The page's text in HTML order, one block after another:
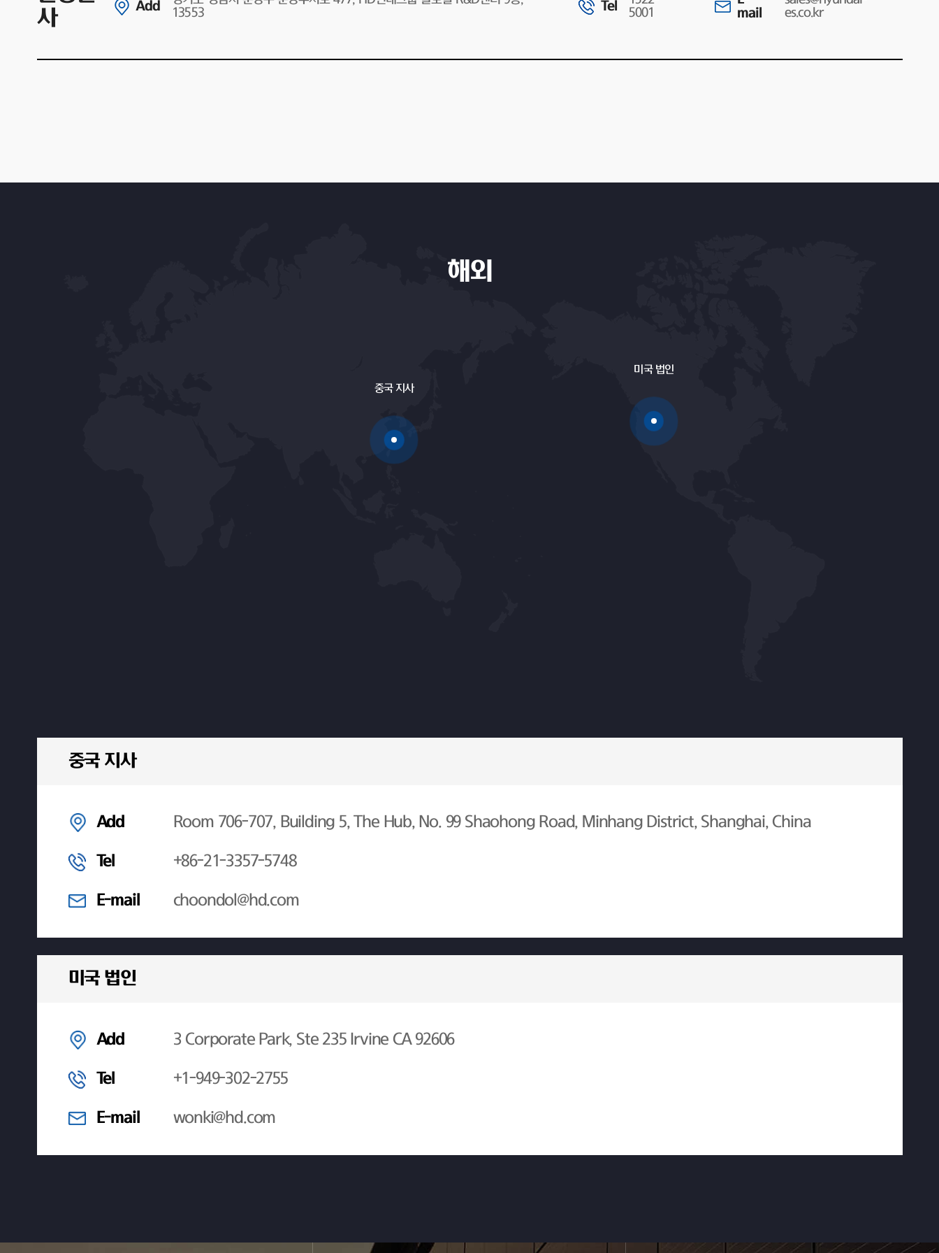
사
Add
13553
Tel
5001
mail
es.co.kr
중국 지사
미국 법인
해외
중국 지사
Add Room 706-707, Building 5, The Hub, No. 99 Shaohong Road, Minhang District, Shanghai, China
Tel +86-21-3357-5748
E-mail choondol@hd.com
미국 법인
Add 3 Corporate Park, Ste 235 Irvine CA 92606
Tel +1-949-302-2755
E-mail wonki@hd.com